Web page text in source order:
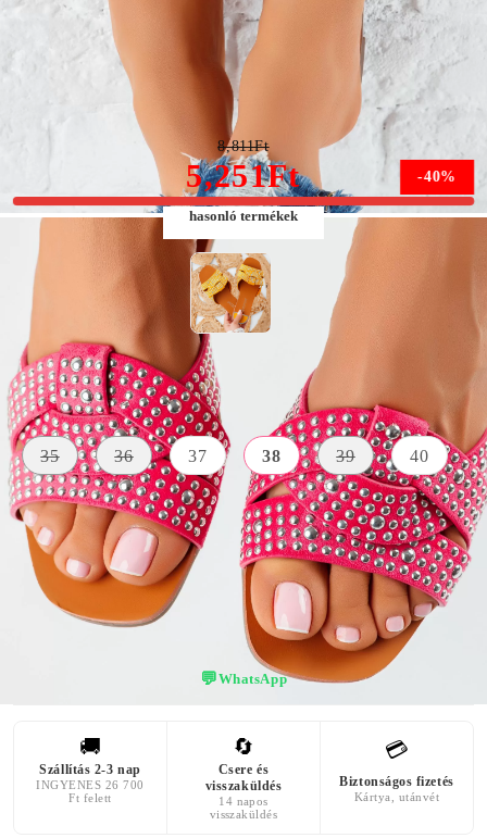
Rózsaszín Papucs Mina #6010M
-40%
5,251Ft
8,811Ft
hasonló termékek
Méret: Méret útmutató
35 36 37 38 39 40
SZÍN
rózsaszín
💬WhatsApp
🚚
Szállítás 2-3 nap
INGYENES 26 700
Ft felett
🔄
Csere és
visszaküldés
14 napos
visszaküldés
💳
Biztonságos fizetés
Kártya, utánvét